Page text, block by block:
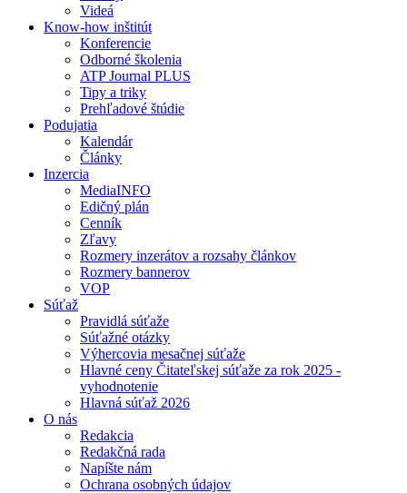
Videá
Know-how inštitút
Konferencie
Odborné školenia
ATP Journal PLUS
Tipy a triky
Prehľadové štúdie
Podujatia
Kalendár
Články
Inzercia
MediaINFO
Edičný plán
Cenník
Zľavy
Rozmery inzerátov a rozsahy článkov
Rozmery bannerov
VOP
Súťaž
Pravidlá súťaže
Súťažné otázky
Výhercovia mesačnej súťaže
Hlavné ceny Čitateľskej súťaže za rok 2025 -
vyhodnotenie
Hlavná súťaž 2026
O nás
Redakcia
Redakčná rada
Napíšte nám
Ochrana osobných údajov